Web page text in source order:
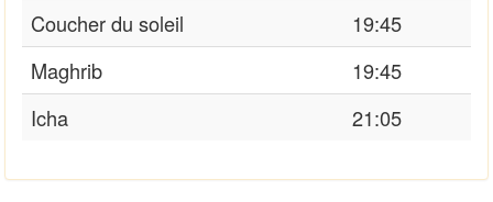
Coucher du soleil
19:45
Maghrib
19:45
Icha
21:05